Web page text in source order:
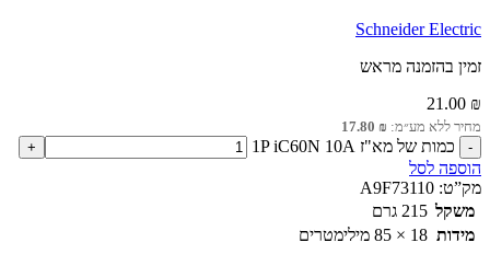
Schneider Electric
זמין בהזמנה מראש
21.00 ₪
מחיר ללא מע״מ: 17.80 ₪
כמות של מא"ז 1P iC60N 10A
הוספה לסל
מק”ט: A9F73110
משקל 215 גרם
מידות 18 × 85 מילימטרים